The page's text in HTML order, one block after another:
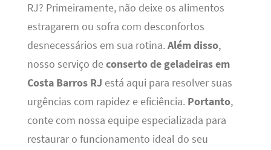
RJ? Primeiramente, não deixe os alimentos
estragarem ou sofra com desconfortos
desnecessários em sua rotina. Além disso,
nosso serviço deconserto de geladeiras em
Costa Barros RJ está aqui para resolver suas
urgências com rapidez e eficiência. Portanto,
conte com nossa equipe especializada para
restaurar o funcionamento ideal do seu